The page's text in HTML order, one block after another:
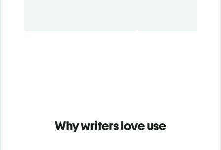
Why writers love use